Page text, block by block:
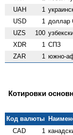
UAH 1
USD 1
UZS 100
XDR 1 СПЗ
ZAR 1 южно-
Котировки
Код валюты
CAD
1